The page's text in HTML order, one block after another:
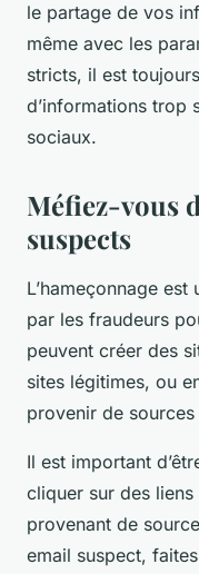
le partage de vos
même avec les
stricts, il est
d’informations trop
sociaux.
Méfiez-vous
suspects
L’hameçonnage
par les fraudeurs
peuvent créer des
sites légitimes, ou
provenir de
Il est important
cliquer sur des
provenant de
email suspect,